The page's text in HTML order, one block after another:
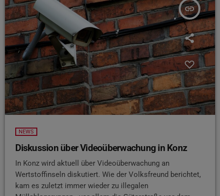
insert_link
NEWS
Diskussion über Videoüberwachung in Konz
In Konz wird aktuell über Videoüberwachung an
Wertstoffinseln diskutiert. Wie der Volksfreund berichtet,
kam es zuletzt immer wieder zu illegalen